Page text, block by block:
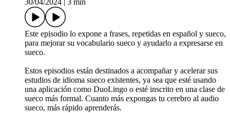
30/04/2024
3 min
Este episodio lo expone a frases, repetidas en español y sueco,
para mejorar su vocabulario sueco y ayudarlo a expresarse en
sueco.
Estos episodios están destinados a acompañar y acelerar sus
estudios de idioma sueco existentes, ya sea que esté usando
una aplicación como DuoLingo o esté inscrito en una clase de
sueco más formal. Cuanto más expongas tu cerebro al audio
sueco, más rápido aprenderás.